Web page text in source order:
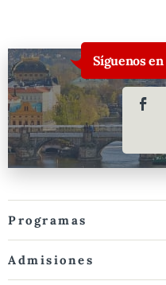
Síguenos
Programas
Admisiones